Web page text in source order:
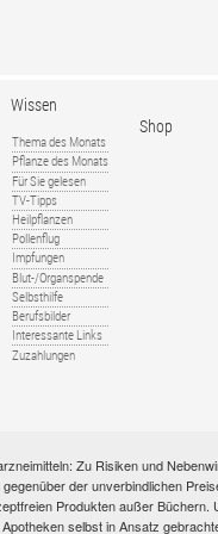
Wissen
Thema des Monats
Pflanze des Monats
Für Sie gelesen
TV-Tipps
Heilpflanzen
Pollenflug
Impfungen
Blut-/Organspende
Selbsthilfe
Berufsbilder
Interessante Links
Zuzahlungen
Shop
Zu Risiken und
der unverbindlichen
Produkten außer Büchern.
selbst in Ansatz